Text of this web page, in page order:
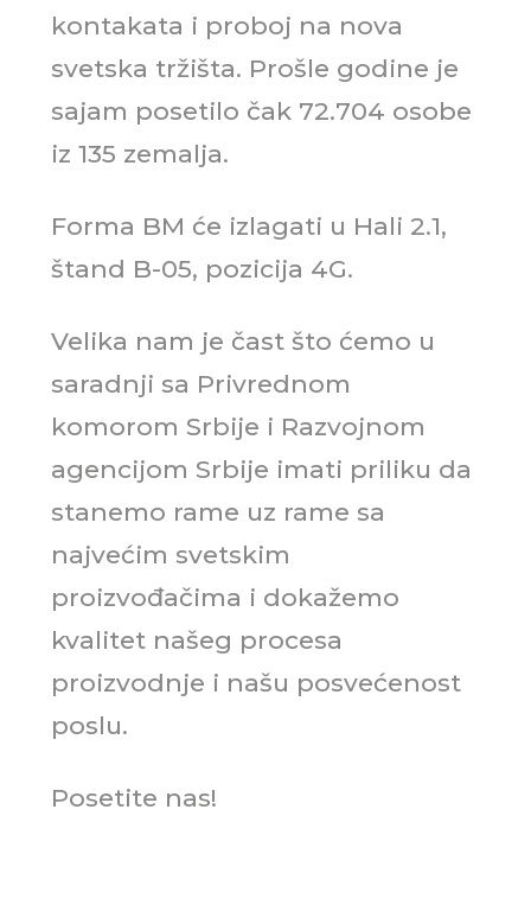
kontakata i proboj na nova
svetska tržišta. Prošle godine je
sajam posetilo čak 72.704 osobe
iz 135 zemalja.
Forma BM će izlagati u Hali 2.1,
štand B-05, pozicija 4G.
Velika nam je čast što ćemo u
saradnji sa Privrednom
komorom Srbije i Razvojnom
agencijom Srbije imati priliku da
stanemo rame uz rame sa
najvećim svetskim
proizvođačima i dokažemo
kvalitet našeg procesa
proizvodnje i našu posvećenost
poslu.
Posetite nas!